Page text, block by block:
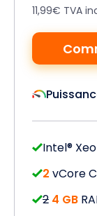
11,99€ TVA
Intel®
2 vCore
2 4 GB